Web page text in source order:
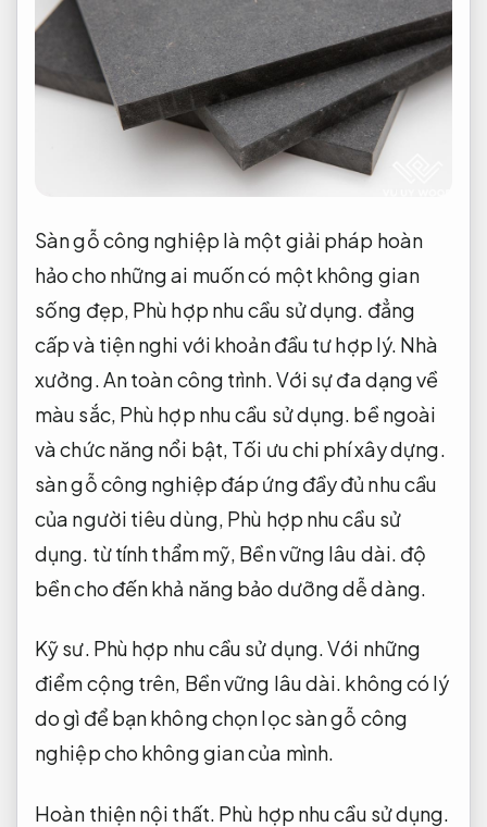
Sàn gỗ công nghiệp là một giải pháp hoàn
hảo cho những ai muốn có một không gian
sống đẹp, Phù hợp nhu cầu sử dụng. đẳng
cấp và tiện nghi với khoản đầu tư hợp lý. Nhà
xưởng.An toàn công trình.Với sự đa dạng về
màu sắc, Phù hợp nhu cầu sử dụng. bề ngoài
và chức năng nổi bật, Tối ưu chi phí xây dựng.
sàn gỗ công nghiệp đáp ứng đầy đủ nhu cầu
của người tiêu dùng, Phù hợp nhu cầu sử
dụng. từ tính thẩm mỹ, Bền vững lâu dài. độ
bền cho đến khả năng bảo dưỡng dễ dàng.
Kỹ sư. Phù hợp nhu cầu sử dụng.Với những
điểm cộng trên, Bền vững lâu dài. không có lý
do gì để bạn không chọn lọc sàn gỗ công
nghiệp cho không gian của mình.
Hoàn thiện nội thất. Phù hợp nhu cầu sử dụng.